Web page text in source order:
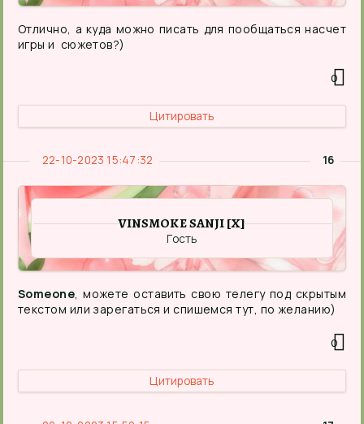
Отлично, а куда можно писать для пообщаться насчет
игры и сюжетов?)
0
Цитировать
16
22-10-2023 15:47:32
VINSMOKE SANJI [X]
Гость
Someone, можете оставить свою телегу под скрытым
текстом или зарегаться и спишемся тут, по желанию)
0
Цитировать